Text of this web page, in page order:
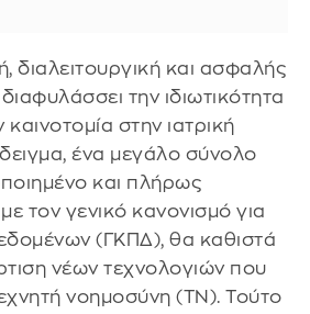
διαλειτουργική και ασφαλής
την ιδιωτικότητα
καινοτομία στην ιατρική
ένα μεγάλο σύνολο
και πλήρως
τον γενικό κανονισμό για
(ΓΚΠΔ), θα καθιστά
νέων τεχνολογιών που
νοημοσύνη (ΤΝ). Τούτο